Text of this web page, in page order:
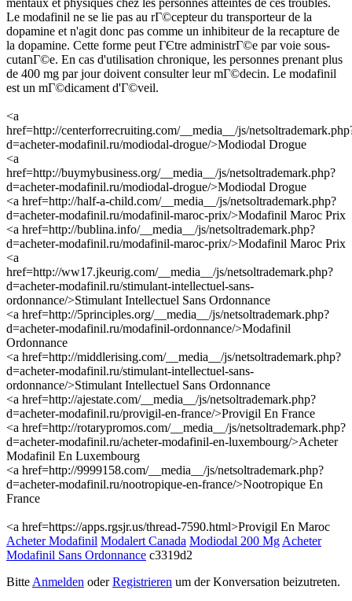
mentaux et physiques chez les personnes atteintes de ces troubles.
Le modafinil ne se lie pas au rГ©cepteur du transporteur de la
dopamine et n'agit donc pas comme un inhibiteur de la recapture de
la dopamine. Cette forme peut ГЄtre administrГ©e par voie sous-
cutanГ©e. En cas d'utilisation chronique, les personnes prenant plus
de 400 mg par jour doivent consulter leur mГ©decin. Le modafinil
est un mГ©dicament d'Г©veil.
<a
href=http://centerforrecruiting.com/__media__/js/
d=acheter-modafinil.ru/modiodal-drogue/>Modiodal Drogue
<a
href=http://buymybusiness.org/__media__/js/netsoltrademark.php?
d=acheter-modafinil.ru/modiodal-drogue/>Modiodal Drogue
<a href=http://half-a-child.com/__media__/js/netsoltrademark.php?
d=acheter-modafinil.ru/modafinil-maroc-prix/>Modafinil Maroc Prix
<a href=http://bublina.info/__media__/js/netsoltrademark.php?
d=acheter-modafinil.ru/modafinil-maroc-prix/>Modafinil Maroc Prix
<a
href=http://ww17.jkeurig.com/__media__/js/netsoltrademark.php?
d=acheter-modafinil.ru/stimulant-intellectuel-sans-
ordonnance/>Stimulant Intellectuel Sans Ordonnance
<a href=http://5principles.org/__media__/js/netsoltrademark.php?
d=acheter-modafinil.ru/modafinil-ordonnance/>Modafinil
Ordonnance
<a href=http://middlerising.com/__media__/js/netsoltrademark.php?
d=acheter-modafinil.ru/stimulant-intellectuel-sans-
ordonnance/>Stimulant Intellectuel Sans Ordonnance
<a href=http://ajestate.com/__media__/js/netsoltrademark.php?
d=acheter-modafinil.ru/provigil-en-france/>Provigil En France
<a href=http://rotarypromos.com/__media__/js/netsoltrademark.php?
d=acheter-modafinil.ru/acheter-modafinil-en-luxembourg/>Acheter
Modafinil En Luxembourg
<a href=http://9999158.com/__media__/js/netsoltrademark.php?
d=acheter-modafinil.ru/nootropique-en-france/>Nootropique En
France
<a href=https://apps.rgsjr.us/thread-7590.html>Provigil En Maroc
Acheter Modafinil Modalert Canada Modiodal 200 Mg Acheter
Modafinil Sans Ordonnance c3319d2
Bitte Anmelden oderRegistrieren um der Konversation beizutreten.